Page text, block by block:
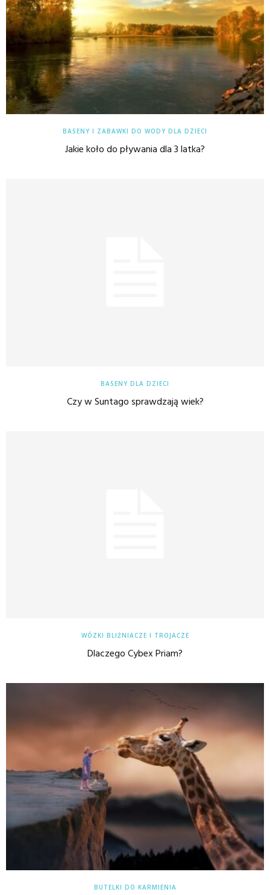
BASENY I ZABAWKI DO WODY DLA DZIECI
Jakie koło do pływania dla 3 latka?
BASENY DLA DZIECI
Czy w Suntago sprawdzają wiek?
WÓZKI BLIŹNIACZE I TROJACZE
Dlaczego Cybex Priam?
BUTELKI DO KARMIENIA